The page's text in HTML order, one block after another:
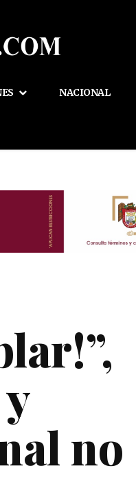
NACIONAL
no